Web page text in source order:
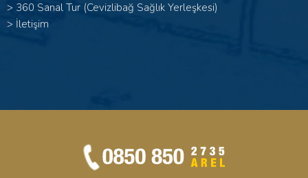
> 360 Sanal Tur (Cevizlibağ Sağlık Yerleşkesi)
> İletişim